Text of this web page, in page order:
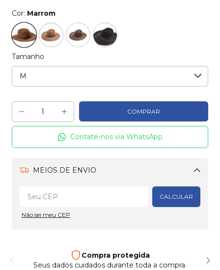
Cor: Marrom
Tamanho
Contate-nos via WhatsApp
MEIOS DE ENVIO
Alterar CEP
CALCULAR
Não sei meu CEP
Frete e entrega
Enviamos para todo país